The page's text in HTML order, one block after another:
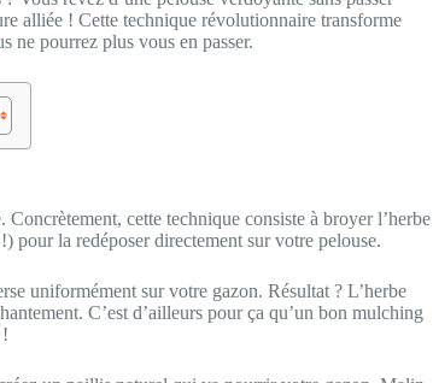
alliée ! Cette technique révolutionnaire transforme
ne pourrez plus vous en passer.
Concrètement, cette technique consiste à broyer l’herbe
pour la redéposer directement sur votre pelouse.
uniformément sur votre gazon. Résultat ? L’herbe
C’est d’ailleurs pour ça qu’un bon mulching